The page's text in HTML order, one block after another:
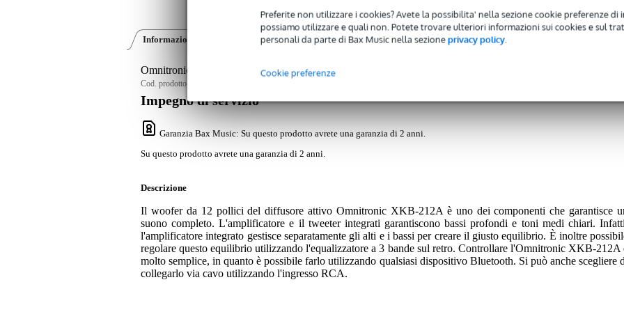
Preferite non utilizzare i cookies? Avete la possibilita' nella sezione cookie preferenze di
possiamo utilizzare e quali non. Potete trovare ulteriori informazioni sui cookies e sul
personali da parte di Bax Music nella sezioneprivacy policy.
Cookie preferenze
Informazioni sul prodotto Recensioni(0) Download (1)
Omnitronic XKB-212A Active 12-inch Speaker
Cod. prodotto:
Impegno di servizio
Garanzia Bax Music: Su questo prodotto avrete una garanzia di 2 anni.
Su questo prodotto avrete una garanzia di 2 anni.
Descrizione
Il woofer da 12 pollici del diffusore attivo Omnitronic XKB-212A è uno dei componenti che garantisce
suono completo. L'amplificatore e il tweeter integrati garantiscono bassi profondi e toni medi chiari.
l'amplificatore integrato gestisce separatamente gli alti e i bassi per creare il giusto equilibrio. È inoltre
regolare questo equilibrio utilizzando l'equalizzatore a 3 bande sul retro. Controllare l'Omnitronic XKB-212A
molto semplice, in quanto è possibile farlo utilizzando qualsiasi dispositivo Bluetooth. Si può anche scegliere
collegarlo via cavo utilizzando l'ingresso RCA.